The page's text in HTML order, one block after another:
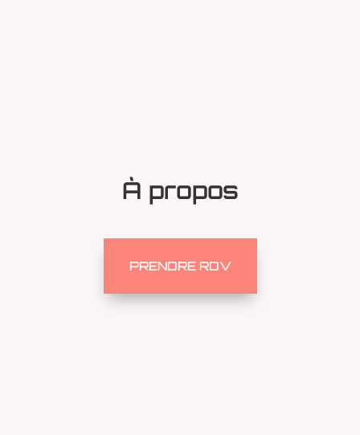
À propos
PRENDRE RDV